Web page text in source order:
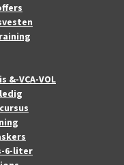
&-VCA-VOL
6-liter